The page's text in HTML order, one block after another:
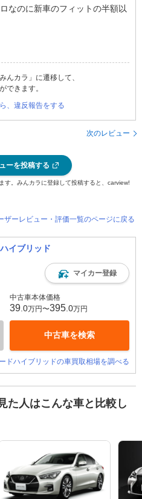
なのに新車のフィットの半額以
んカラ」に遷移して、
できます。
、違反報告をする
次のレビュー
ーを投稿する
。みんカラに登録して投稿すると、carview!
ザーレビュー・評価一覧のページに戻る
イブリッド
マイカー登録
中古車本体価格
39 .0万円〜395 .0万円
中古車を検索
ドハイブリッドの車買取相場を調べる
た人はこんな車と比較し